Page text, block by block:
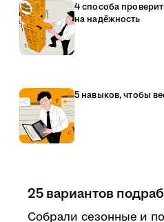
4 способа
на надёжность
5 навыков, чтобы
25 вариантов
Собрали сезонные и